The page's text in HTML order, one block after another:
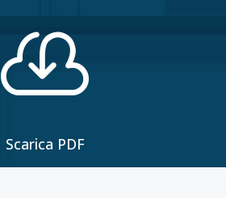

Scarica PDF